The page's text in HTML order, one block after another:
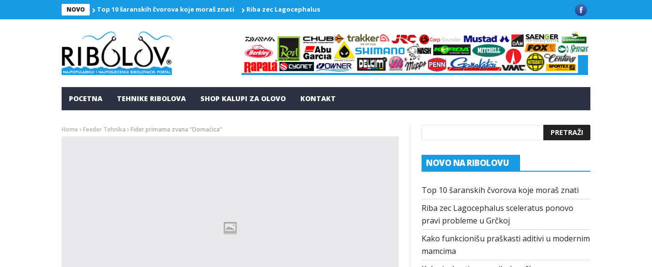
NOVO Top 10 šaranskih čvorova koje moraš znati Riba zec Lagocephalus sceleratus ponovo pravi probleme u Grčkoj Kako funkcionišu praškasti aditivi u modernim
POCETNA TEHNIKE RIBOLOVA SHOP KALUPI ZA OLOVO KONTAKT
Home Feeder Tehnika Fider primama zvana “Domaćica“
NOVO NA RIBOLOVU
Top 10 šaranskih čvorova koje moraš znati
Riba zec Lagocephalus sceleratus ponovo
pravi probleme u Grčkoj
Kako funkcionišu praškasti aditivi u modernim
mamcima